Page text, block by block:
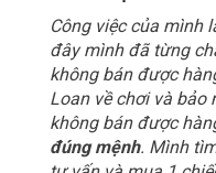
Công việc của mình
đây mình đã từng
không bán được
Loan về chơi và bảo
không bán được
đúng mệnh. Mình